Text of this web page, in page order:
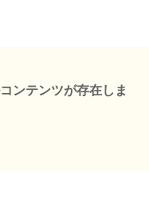
ンテンツが存在しま